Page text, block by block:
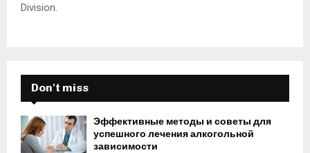
Division.
Don't miss
Эффективные методы и советы для
успешного лечения алкогольной
зависимости